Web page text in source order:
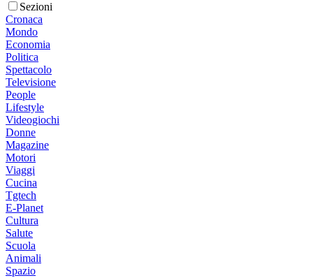
Sezioni
Cronaca
Mondo
Economia
Politica
Spettacolo
Televisione
People
Lifestyle
Videogiochi
Donne
Magazine
Motori
Viaggi
Cucina
Tgtech
E-Planet
Cultura
Salute
Scuola
Animali
Spazio